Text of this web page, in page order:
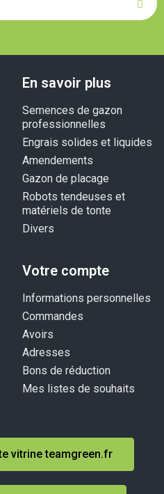
En savoir plus
Semences de gazon
professionnelles
Engrais solides et liquides
Amendements
Gazon de placage
Robots tendeuses et
matériels de tonte
Divers
Votre compte
Informations personnelles
Commandes
Avoirs
Adresses
Bons de réduction
Mes listes de souhaits
vitrine teamgreen.fr